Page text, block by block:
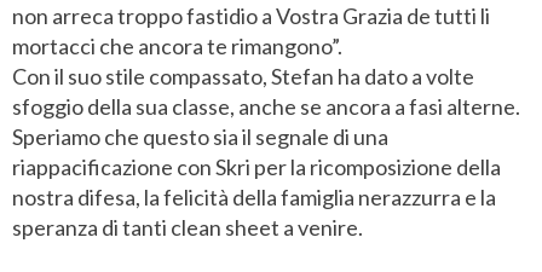
non arreca troppo fastidio a Vostra Grazia de tutti li
mortacci che ancora te rimangono”.
Con il suo stile compassato, Stefan ha dato a volte
sfoggio della sua classe, anche se ancora a fasi alterne.
Speriamo che questo sia il segnale di una
riappacificazione con Skri per la ricomposizione della
nostra difesa, la felicità della famiglia nerazzurra e la
speranza di tanti clean sheet a venire.